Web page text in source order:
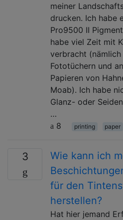
meiner
drucken. Ich habe
Pro9500 II
habe viel Zeit mit
verbracht (nämlich
Fototüchern und
Papieren von
Moab). Ich habe
Glanz- oder
…
8
printing paper
3
Wie kann ich
für den
herstellen?
Hat hier jemand